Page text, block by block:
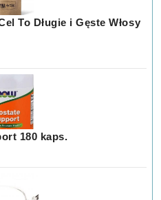
To Długie i Gęste Włosy
180 kaps.